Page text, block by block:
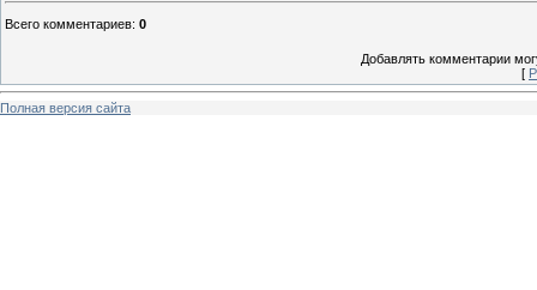
Всего комментариев: 0
Добавлять комментарии
[
Полная версия сайта